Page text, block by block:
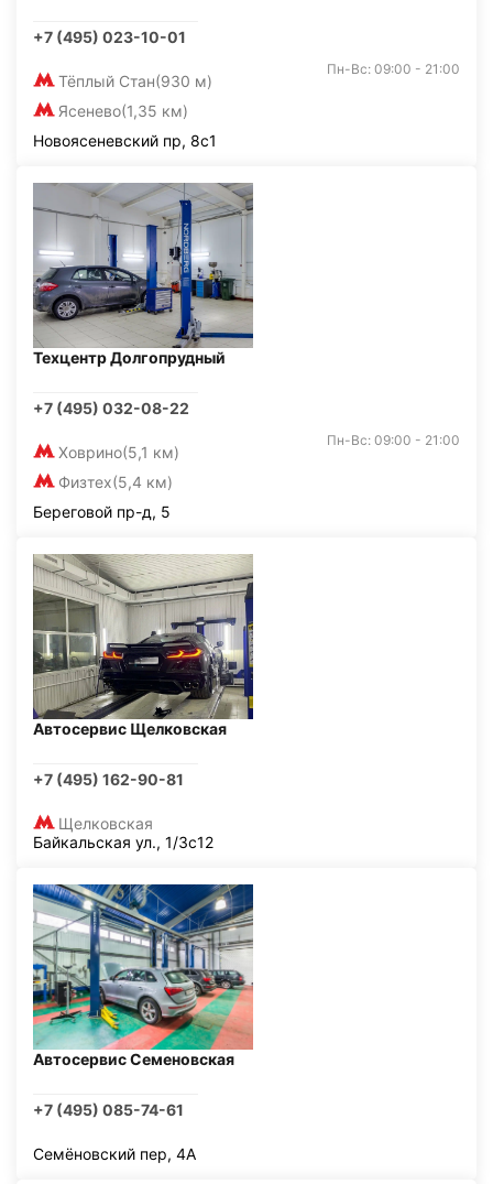
+7 (495) 023-10-01
Тёплый Стан(930 м)
Ясенево(1,35 км)
Пн-Вс: 09:00 - 21:00
Новоясеневский пр, 8с1
Техцентр Долгопрудный
+7 (495) 032-08-22
Ховрино(5,1 км)
Физтех(5,4 км)
Пн-Вс: 09:00 - 21:00
Береговой пр-д, 5
Автосервис Щелковская
+7 (495) 162-90-81
Щелковская
Байкальская ул., 1/3с12
Автосервис Семеновская
+7 (495) 085-74-61
Семёновский пер, 4А